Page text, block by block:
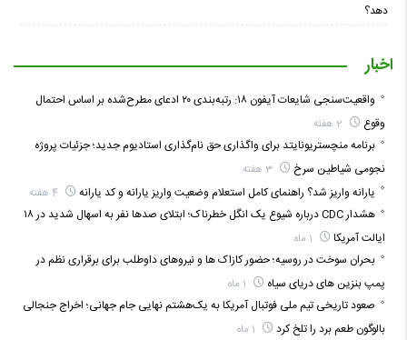
دهد؟
اخبار
واقعیت‌سنجی شایعات آیفون ۱۸: رتبه‌بندی ۲۰ ادعای مطرح‌شده بر اساس احتمال
وقوع
برنامه منچستریونایتد برای واگذاری حق نام‌گذاری استادیوم جدید؛ جزئیات پروژه
نجومی شیاطین سرخ
یارانه واریز شد؟ راهنمای کامل استعلام وضعیت واریز یارانه و کد یارانه
هشدار CDC درباره شیوع یک انگل خطرناک؛ ابتلای صدها نفر به اسهال شدید در ۱۸
ایالت آمریکا
بحران سوخت در روسیه؛ حضور کازاک‌ ها و نیروهای داوطلب برای برقراری نظم در
پمپ بنزین‌ های دریای سیاه
صعود تاریخی تیم ملی فوتبال آمریکا به یک‌هشتم نهایی جام جهانی؛ اخراج جنجالی
بالوگون طعم برد را تلخ کرد